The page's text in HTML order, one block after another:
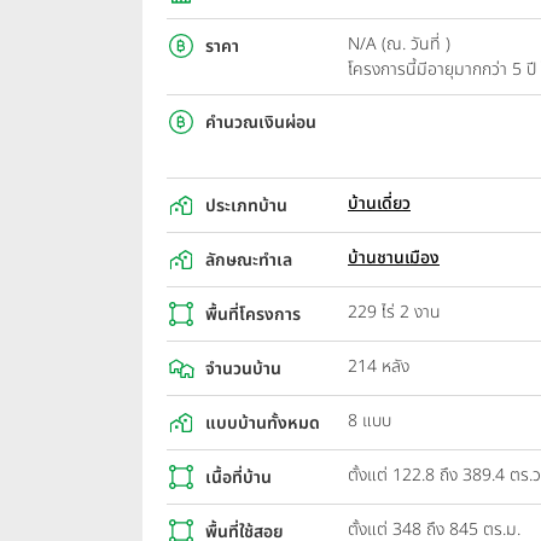
ราคา
N/A (ณ. วันที่ )
โครงการนี้มีอายุมากกว่า 5
คำนวณเงินผ่อน
ประเภทบ้าน บ้านเดี่ยว
ลักษณะทำเล บ้านชานเมือง
พื้นที่โครงการ 229 ไร่ 2 งาน
จำนวนบ้าน 214 หลัง
แบบบ้านทั้งหมด 8 แบบ
เนื้อที่บ้าน ตั้งแต่ 122.8 ถึง 389.4 ตร.
พื้นที่ใช้สอย ตั้งแต่ 348 ถึง 845 ตร.ม.